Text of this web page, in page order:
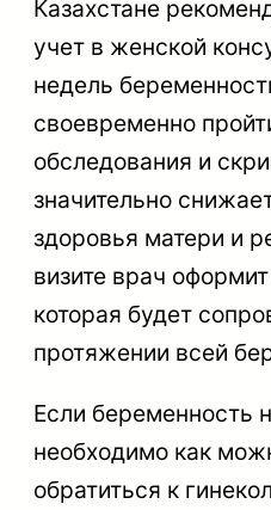
Казахстане
учет в женской
недель
своевременно
обследования и
значительно
здоровья матери и
визите врач
которая будет
протяжении всей
Если беременность
необходимо как
обратиться к